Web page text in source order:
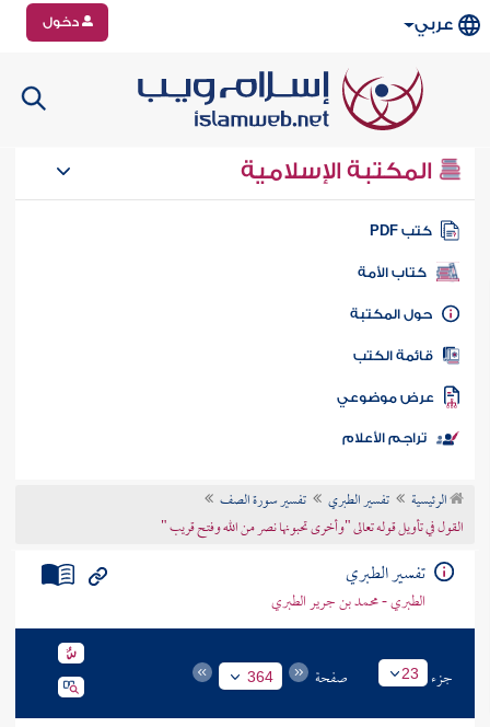
عربي دخول
المكتبة الإسلامية
كتب PDF
كتاب الأمة
المكتبة
الكتب
موضوعي
تراجم الأعلام
الرئيسية تفسير الطبري
تفسير سورة الصف
القول في تأويل قوله تعالى "وأخرى تحبونها نصر من الله وفتح قريب "
تفسير الطبري
الطبري - محمد بن جرير الطبري
جزء 23 صفحة 364